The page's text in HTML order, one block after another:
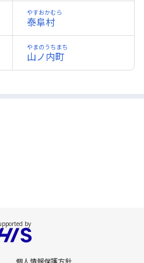
泰阜村
やすおかむら
山ノ内町
やまのうちまち